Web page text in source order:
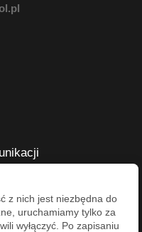
z nich jest niezbędna do
uruchamiamy tylko za
wyłączyć. Po zapisaniu